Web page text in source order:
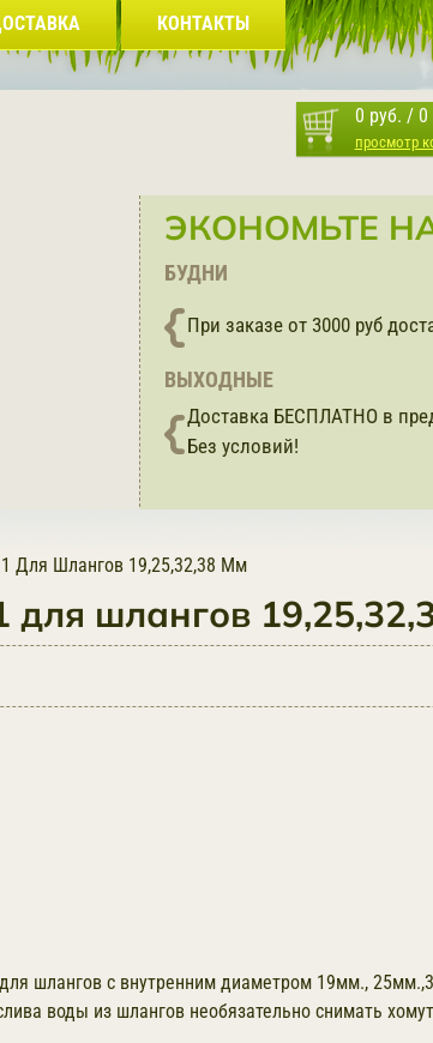
КОНТАКТЫ
0 руб. / 0
просмотр
ЭКОНОМЬТЕ
БУДНИ
При заказе от 3000 руб
ВЫХОДНЫЕ
Доставка БЕСПЛАТНО в
Без условий!
Для Шлангов 19,25,32,38 Мм
для шлангов
шлангов с внутренним диаметром 19мм.,
воды из шлангов необязательно снимать